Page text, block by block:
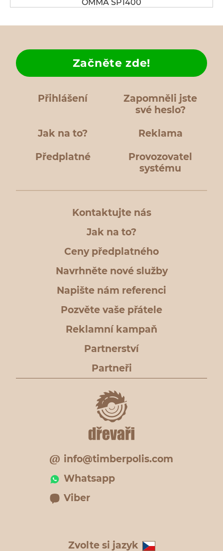
OMMA SP1400
Přihlášení
Zapomněli jste
své heslo?
Jak na to?
Začněte zde!
Reklama
Předplatné
Provozovatel
systému
Kontaktujte nás
Jak na to?
Ceny předplatného
Navrhněte nové služby
Napište nám referenci
Pozvěte vaše přátele
Reklamní kampaň
Partnerství
Partneři
info@timberpolis.com
Whatsapp
Viber
Zvolte si jazyk